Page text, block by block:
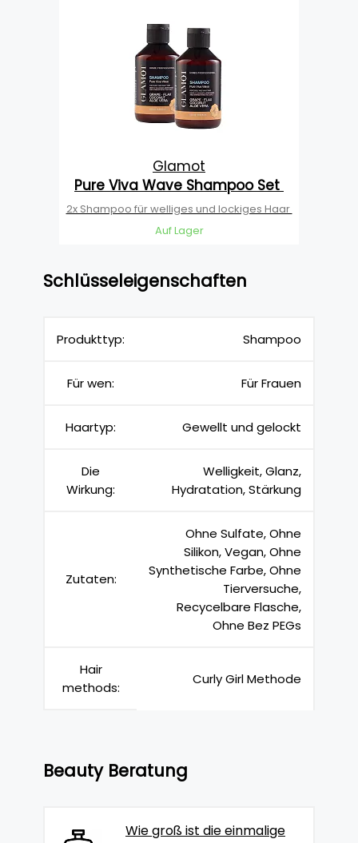
Glamot
Pure Viva Wave Shampoo Set
2x Shampoo für welliges und lockiges Haar
Auf Lager
Schlüsseleigenschaften
Produkttyp: Shampoo
Für wen: Für Frauen
Haartyp: Gewellt und gelockt
Die
Wirkung:
Welligkeit, Glanz,
Hydratation, Stärkung
Zutaten:
Ohne Sulfate, Ohne
Silikon, Vegan, Ohne
Synthetische Farbe, Ohne
Tierversuche,
Recycelbare Flasche,
Ohne Bez PEGs
Hair
methods:
Curly Girl Methode
Beauty Beratung
Wie groß ist die einmalige